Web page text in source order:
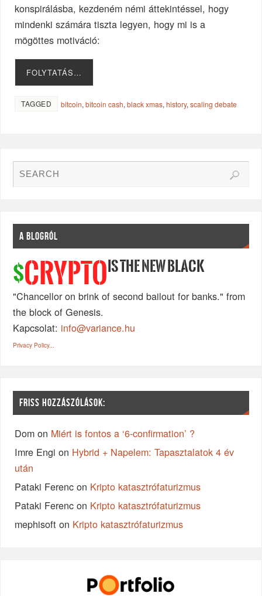
konspirálásba, kezdeném némi áttekintéssel, hogy
mindenki számára tiszta legyen, hogy mi is a
mögöttes motiváció:
FOLYTATÁS…
TAGGED bitcoin,bitcoin cash,black xmas,history,scaling debate
A BLOGRÓL
$CRYPTO IS THE NEW BLACK
"Chancellor on brink of second bailout for banks." from
the block of Genesis.
Kapcsolat: info@variance.hu
Privacy Policy...
FRISS HOZZÁSZÓLÁSOK:
Dom on Miért is fontos a ‘6-confirmation’ ?
Imre Engi on Hybrid + Napelem: Tapasztalatok 4 év
után
Pataki Ferenc on Kripto katasztrófaturizmus
Pataki Ferenc on Kripto katasztrófaturizmus
mephisoft on Kripto katasztrófaturizmus